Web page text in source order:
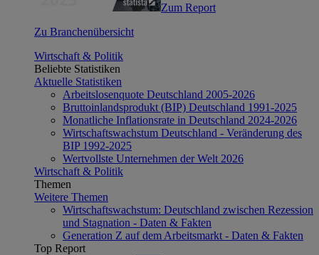
Zum Report
Zu Branchenübersicht
Wirtschaft & Politik
Beliebte Statistiken
Aktuelle Statistiken
Arbeitslosenquote Deutschland 2005-2026
Bruttoinlandsprodukt (BIP) Deutschland 1991-2025
Monatliche Inflationsrate in Deutschland 2024-2026
Wirtschaftswachstum Deutschland - Veränderung des
BIP 1992-2025
Wertvollste Unternehmen der Welt 2026
Wirtschaft & Politik
Themen
Weitere Themen
Wirtschaftswachstum: Deutschland zwischen Rezession
und Stagnation - Daten & Fakten
Generation Z auf dem Arbeitsmarkt - Daten & Fakten
Top Report